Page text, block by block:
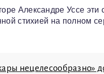
Александре Уссе эти
стихией на полном
нецелесообразно»